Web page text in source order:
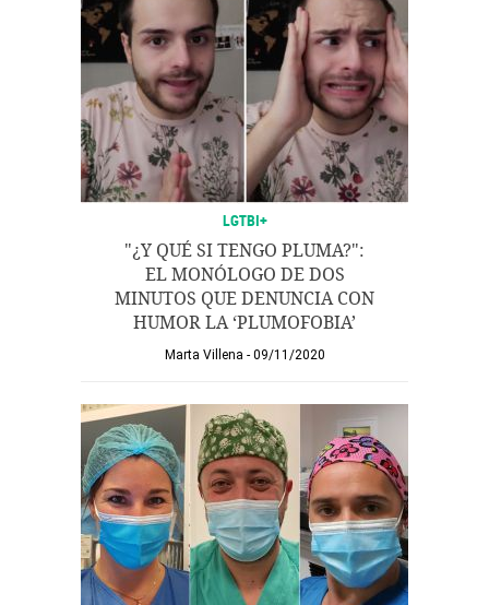
LGTBI+
"¿Y QUÉ SI TENGO PLUMA?":
EL MONÓLOGO DE DOS
MINUTOS QUE DENUNCIA CON
HUMOR LA ‘PLUMOFOBIA’
Marta Villena 09/11/2020